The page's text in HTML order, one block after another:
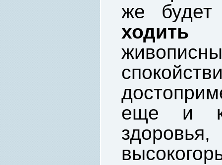
же будет
ходить
еще и